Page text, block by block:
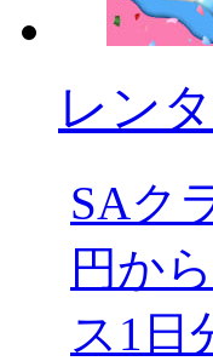
レン
SAク
円か
ス1日